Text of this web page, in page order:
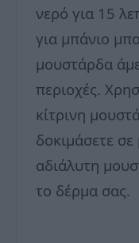
νερό για 15
για μπάνιο
μουστάρδα
περιοχές.
κίτρινη
δοκιμάσετε
αδιάλυτη
το δέρμα σας.